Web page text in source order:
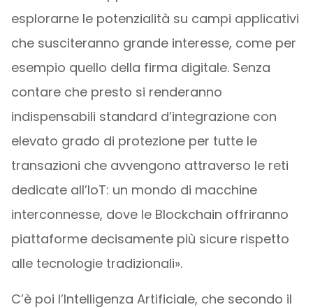
esplorarne le potenzialità su campi applicativi
che susciteranno grande interesse, come per
esempio quello della firma digitale. Senza
contare che presto si renderanno
indispensabili standard d’integrazione con
elevato grado di protezione per tutte le
transazioni che avvengono attraverso le reti
dedicate all’IoT: un mondo di macchine
interconnesse, dove le Blockchain offriranno
piattaforme decisamente più sicure rispetto
alle tecnologie tradizionali».
C’è poi l’Intelligenza Artificiale, che secondo il